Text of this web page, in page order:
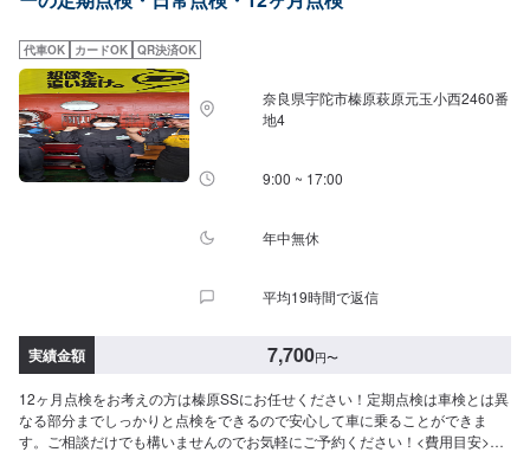
代車OK カードOK QR決済OK
奈良県宇陀市榛原萩原元玉小西2460番
地4
9:00 ~ 17:00
年中無休
平均19時間で返信
実績金額 7,700円〜
12ヶ月点検をお考えの方は榛原SSにお任せください！定期点検は車検とは異
なる部分までしっかりと点検をできるので安心して車に乗ることができま
す。ご相談だけでも構いませんのでお気軽にご予約ください！<費用目安>12